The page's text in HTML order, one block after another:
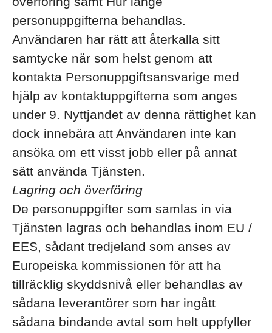
personuppgifterna behandlas.
Användaren har rätt att återkalla sitt
samtycke när som helst genom att
kontakta Personuppgiftsansvarige med
hjälp av kontaktuppgifterna som anges
under 9. Nyttjandet av denna rättighet kan
dock innebära att Användaren inte kan
ansöka om ett visst jobb eller på annat
sätt använda Tjänsten.
Lagring och överföring
De personuppgifter som samlas in via
Tjänsten lagras och behandlas inom EU /
EES, sådant tredjeland som anses av
Europeiska kommissionen för att ha
tillräcklig skyddsnivå eller behandlas av
sådana leverantörer som har ingått
sådana bindande avtal som helt uppfyller